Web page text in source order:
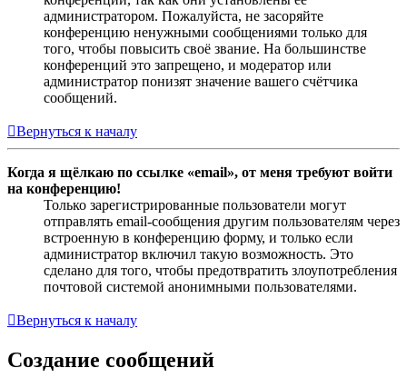
администратором. Пожалуйста, не засоряйте
конференцию ненужными сообщениями только для
того, чтобы повысить своё звание. На большинстве
конференций это запрещено, и модератор или
администратор понизят значение вашего счётчика
сообщений.
Вернуться к началу
Когда я щёлкаю по ссылке «email», от меня требуют войти
на конференцию!
Только зарегистрированные пользователи могут
отправлять email-сообщения другим пользователям через
встроенную в конференцию форму, и только если
администратор включил такую возможность. Это
сделано для того, чтобы предотвратить злоупотребления
почтовой системой анонимными пользователями.
Вернуться к началу
Создание сообщений